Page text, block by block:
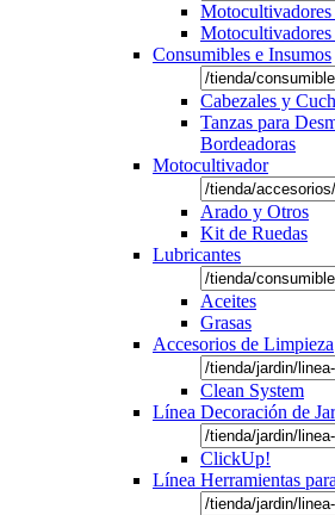
Motocultivadores
Consumibles e Insumos
Cabezales y
Tanzas para
Bordeadoras
Motocultivador
Arado y Otros
Kit de Ruedas
Lubricantes
Aceites
Grasas
Accesorios de Limpieza
Clean System
Línea Decoración de
ClickUp!
Línea Herramientas